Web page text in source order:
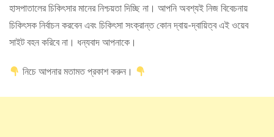
হাসপাতালের চিকিৎসার মানের নিশ্চয়তা দিচ্ছি না। আপনি অবশ্যই নিজ বিবেচনায়
চিকিৎসক নির্বাচন করবেন এবং চিকিৎসা সংক্রান্ত কোন দ্বায়-দ্বায়িত্ব এই ওয়েব
সাইট বহন করিবে না। ধন্যবাদ আপনাকে।
নিচে আপনার মতামত প্রকাশ করুন।